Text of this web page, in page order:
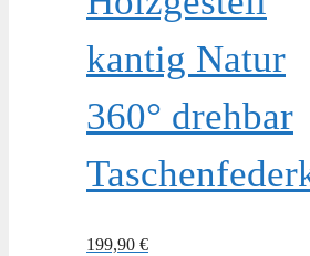
kantig Natur
360° drehbar
199,90 €